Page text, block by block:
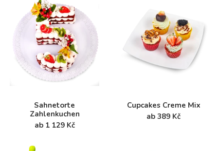
Sahnetorte
Zahlenkuchen
ab 1 129 Kč
Cupcakes Creme Mix
ab 389 Kč